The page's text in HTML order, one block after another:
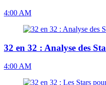
4:00 AM
32 en 32 : Analyse des
4:00 AM